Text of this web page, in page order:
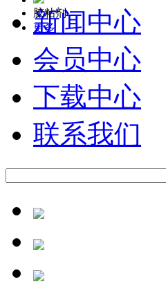
新闻中心
会员中心
下载中心
联系我们
胶粘剂
更多